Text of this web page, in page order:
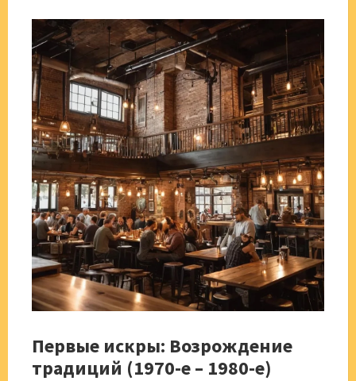
Первые искры: Возрождение
традиций (1970-е – 1980-е)